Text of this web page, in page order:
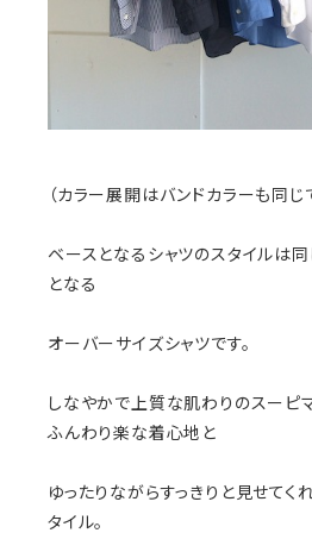
（カラー展開はバンドカラーも同じ
ベースとなるシャツのスタイルは
となる
オーバーサイズシャツです。
しなやかで上質な肌わりのスーピ
ふんわり楽な着心地と
ゆったりながらすっきりと見せてく
タイル。